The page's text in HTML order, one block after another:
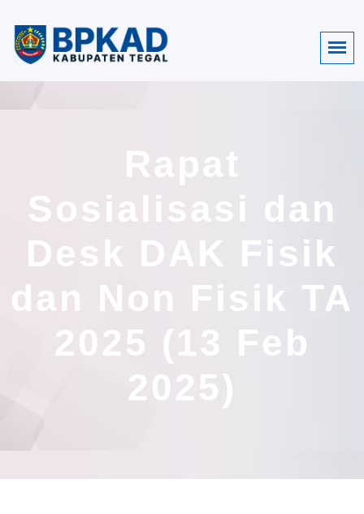
Rapat
Sosialisasi dan
Desk DAK Fisik
dan Non Fisik TA
2025 (13 Feb
2025)